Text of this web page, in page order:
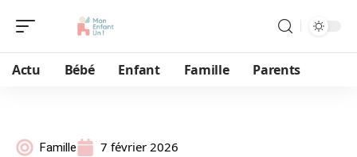
Actu Bébé Enfant Famille Parents
Famille 7 février 2026